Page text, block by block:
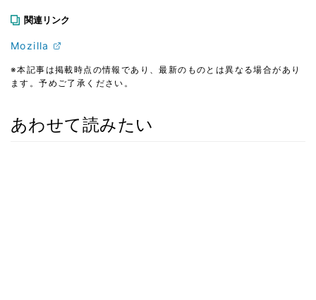
関連リンク
Mozilla
※本記事は掲載時点の情報であり、最新のものとは異なる場合があり
ます。予めご了承ください。
あわせて読みたい